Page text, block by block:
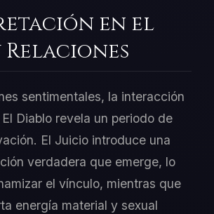
en el
sentimentales, la interacción
Diablo revela un periodo de
El Juicio introduce una
verdadera que emerge, lo
el vínculo, mientras que
energía material y sexual